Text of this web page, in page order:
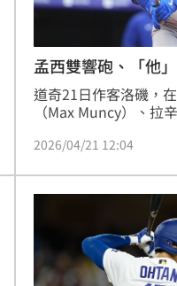
孟西雙響砲、「他
磯
道奇21日作客洛磯，
（Max Muncy）、拉
大谷翔平繼續將連續
2026/04/21 12:04